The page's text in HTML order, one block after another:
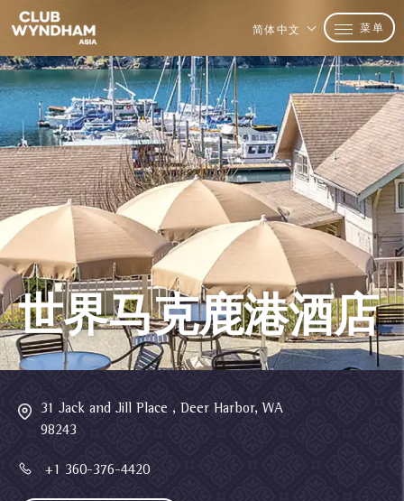
简体中文 菜单
世界马克鹿港酒店
31 Jack and Jill Place , Deer Harbor, WA
98243
+1 360-376-4420